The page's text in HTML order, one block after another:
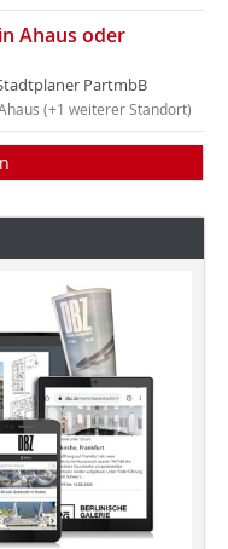
Ahaus oder
PartmbB
(+1 weiterer Standort)